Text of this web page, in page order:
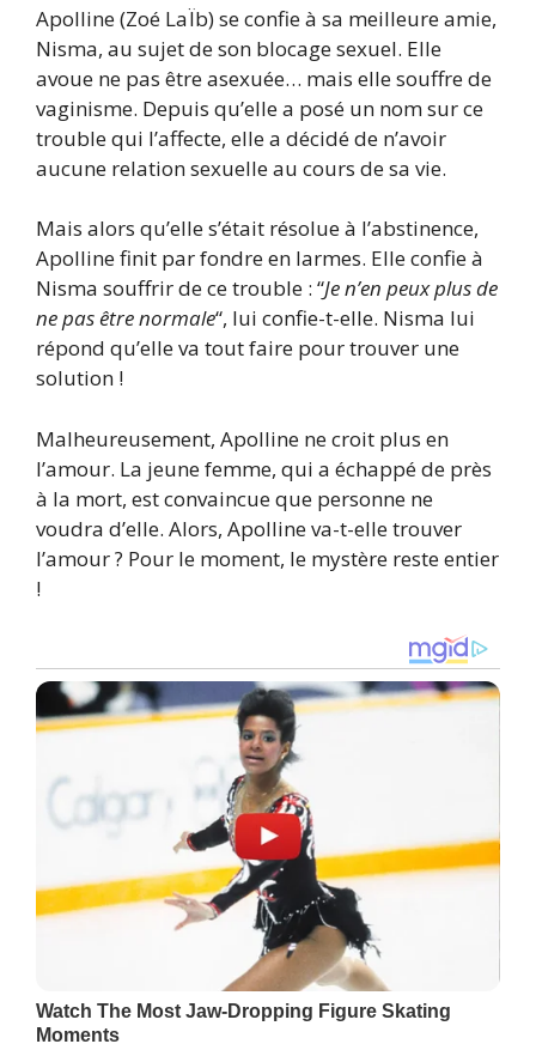
Apolline (Zoé LaÏb) se confie à sa meilleure amie,
Nisma, au sujet de son blocage sexuel. Elle
avoue ne pas être asexuée… mais elle souffre de
vaginisme. Depuis qu’elle a posé un nom sur ce
trouble qui l’affecte, elle a décidé de n’avoir
aucune relation sexuelle au cours de sa vie.
Mais alors qu’elle s’était résolue à l’abstinence,
Apolline finit par fondre en larmes. Elle confie à
Nisma souffrir de ce trouble : “Je n’en peux plus de
ne pas être normale“, lui confie-t-elle. Nisma lui
répond qu’elle va tout faire pour trouver une
solution !
Malheureusement, Apolline ne croit plus en
l’amour. La jeune femme, qui a échappé de près
à la mort, est convaincue que personne ne
voudra d’elle. Alors, Apolline va-t-elle trouver
l’amour ? Pour le moment, le mystère reste entier
!